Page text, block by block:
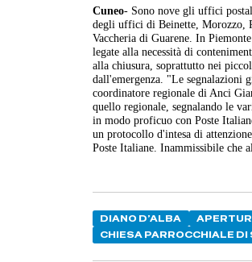
Cuneo- Sono nove gli uffici
degli uffici di Beinette, Morozzo,
Vaccheria di Guarene. In
legate alla necessità di
alla chiusura, soprattutto nei
dall'emergenza. "Le segnalazioni
coordinatore regionale di Anci
quello regionale, segnalando le
in modo proficuo con Poste
un protocollo d'intesa di
Poste Italiane. Inammissibile
DIANO D’ALBA
CHIESA PARROCCHIALE DI